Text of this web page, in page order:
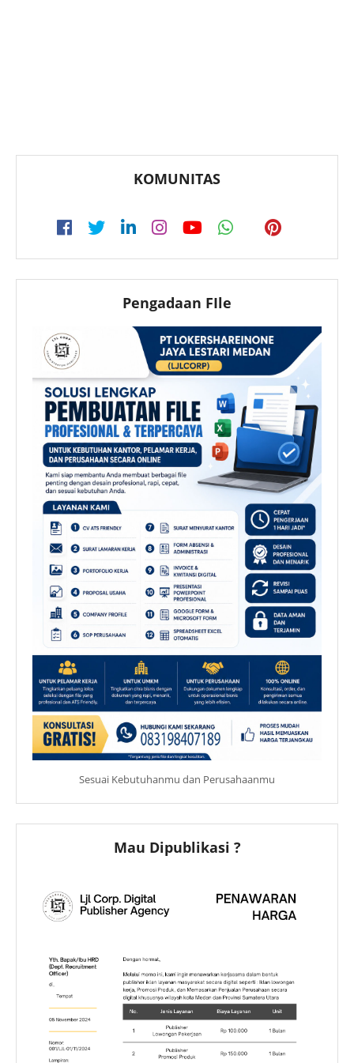
KOMUNITAS
Pengadaan FIle
Sesuai Kebutuhanmu dan Perusahaanmu
Mau Dipublikasi ?